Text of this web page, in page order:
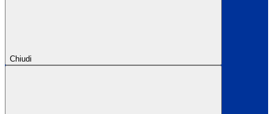
Chiudi